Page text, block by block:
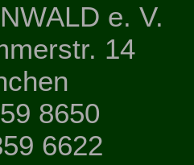
e. V.
14
8650
6622